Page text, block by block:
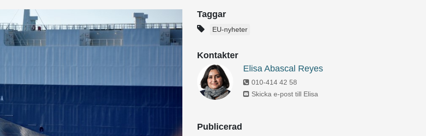
Taggar
EU-nyheter
Kontakter
Elisa Abascal Reyes
010-414 42 58
Skicka e-post till Elisa
Publicerad